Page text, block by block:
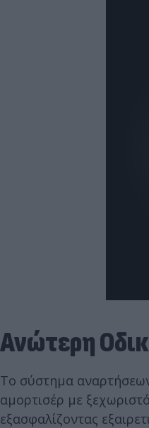
Ανώτερη
Το σύστημα
αμορτισέρ με
εξασφαλίζοντας